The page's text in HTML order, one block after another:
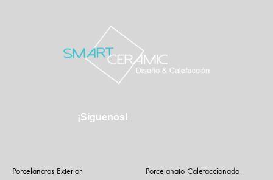
¡Síguenos!
Porcelanatos Exterior Porcelanato Calefaccionado